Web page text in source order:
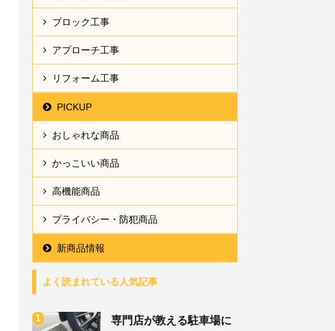
ブロック工事
アプローチ工事
リフォーム工事
PICKUP
おしゃれな商品
かっこいい商品
高機能商品
プライバシー・防犯商品
新商品情報
よく読まれている人気記事
専門店が教える駐車場に